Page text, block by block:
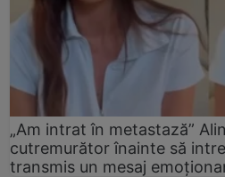
„Am intrat în metastază”
cutremurător înainte să
transmis un mesaj